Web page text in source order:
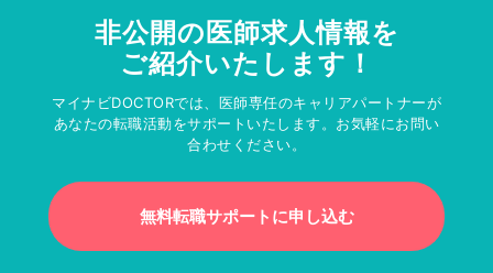
非公開の医師求人情報を
ご紹介いたします！
マイナビDOCTORでは、医師専任のキャリアパートナーが
あなたの転職活動をサポートいたします。お気軽にお問い
合わせください。
無料転職サポートに申し込む